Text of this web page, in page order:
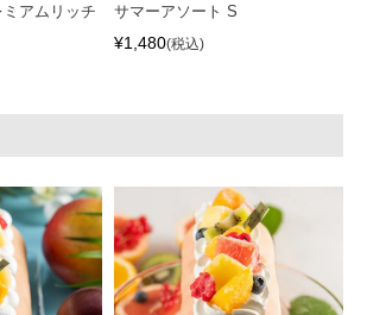
ミアムリッチ
サマーアソート S
¥1,480 税込